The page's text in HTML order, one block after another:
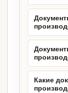
Какие